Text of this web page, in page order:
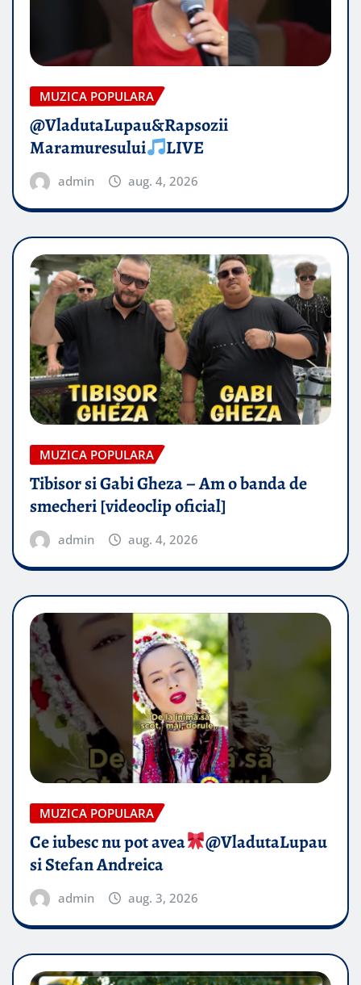
MUZICA POPULARA
@VladutaLupau&Rapsozii
Maramuresului
LIVE
admin aug. 4, 2026
MUZICA POPULARA
Tibisor si Gabi Gheza – Am o banda de
smecheri [videoclip oficial]
admin aug. 4, 2026
MUZICA POPULARA
Ce iubesc nu pot avea
​@VladutaLupau
si Stefan Andreica
admin aug. 3, 2026